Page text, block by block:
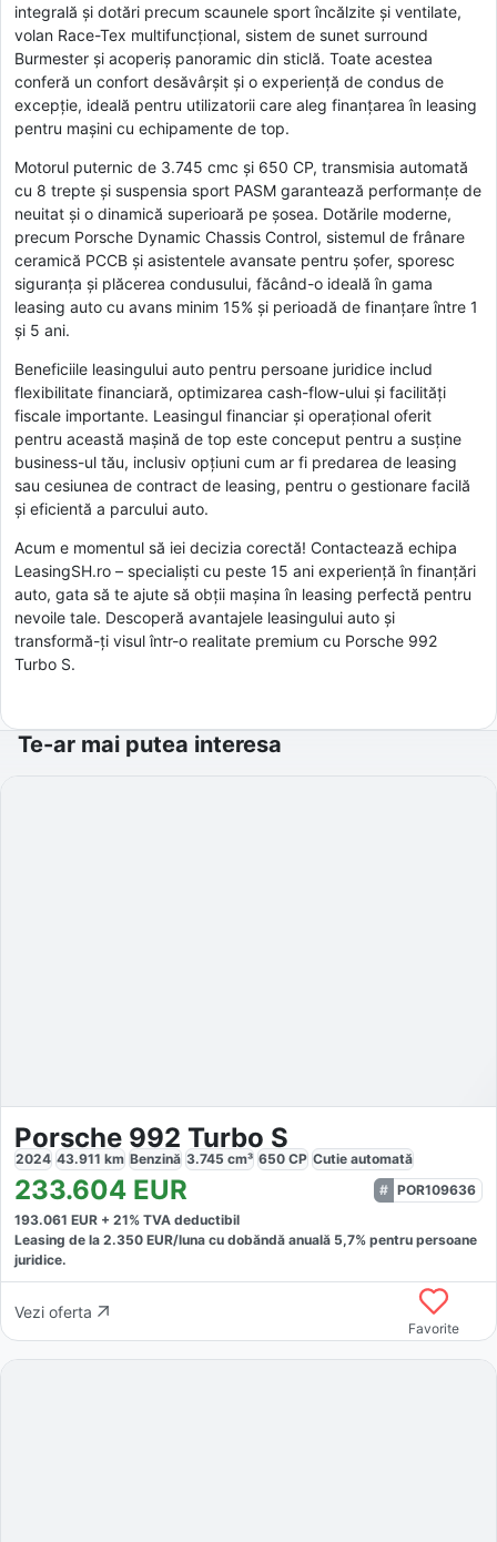
integrală și dotări precum scaunele sport încălzite și ventilate,
volan Race-Tex multifuncțional, sistem de sunet surround
Burmester și acoperiș panoramic din sticlă. Toate acestea
conferă un confort desăvârșit și o experiență de condus de
excepție, ideală pentru utilizatorii care aleg finanțarea în leasing
pentru mașini cu echipamente de top.
Motorul puternic de 3.745 cmc și 650 CP, transmisia automată
cu 8 trepte și suspensia sport PASM garantează performanțe de
neuitat și o dinamică superioară pe șosea. Dotările moderne,
precum Porsche Dynamic Chassis Control, sistemul de frânare
ceramică PCCB și asistentele avansate pentru șofer, sporesc
siguranța și plăcerea condusului, făcând-o ideală în gama
leasing auto cu avans minim 15% și perioadă de finanțare între 1
și 5 ani.
Beneficiile leasingului auto pentru persoane juridice includ
flexibilitate financiară, optimizarea cash-flow-ului și facilități
fiscale importante. Leasingul financiar și operațional oferit
pentru această mașină de top este conceput pentru a susține
business-ul tău, inclusiv opțiuni cum ar fi predarea de leasing
sau cesiunea de contract de leasing, pentru o gestionare facilă
și eficientă a parcului auto.
Acum e momentul să iei decizia corectă! Contactează echipa
LeasingSH.ro – specialiști cu peste 15 ani experiență în finanțări
auto, gata să te ajute să obții mașina în leasing perfectă pentru
nevoile tale. Descoperă avantajele leasingului auto și
transformă-ți visul într-o realitate premium cu Porsche 992
Turbo S.
Te-ar mai putea interesa
Porsche 992 Turbo S
2024 43.911 km Benzină 3.745 cm³ 650 CP Cutie automată
233.604 EUR
POR109636
193.061 EUR + 21% TVA deductibil
Leasing de la 2.350 EUR/luna cu dobăndă anuală 5,7% pentru persoane
juridice.
Vezi oferta
Favorite